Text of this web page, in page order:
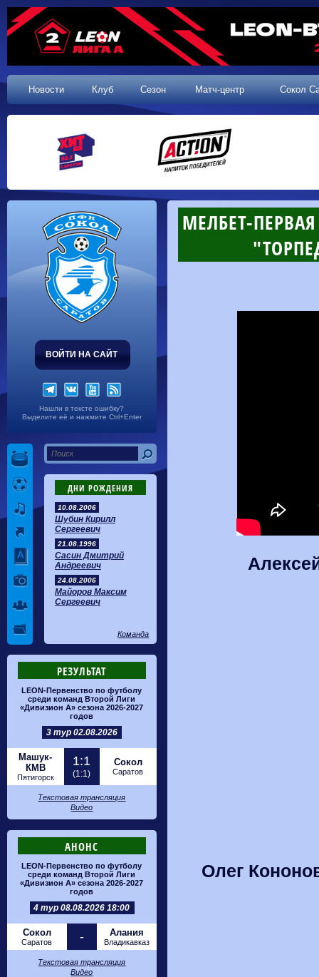
Новости Клуб Сезон Матч-центр Сокол
ВОЙТИ НА САЙТ
Нашли в тексте ошибку?
Выделите её и нажмите Ctrl+Enter
ДНИ РОЖДЕНИЯ
10.08.2006
Шубин Кирилл
Сергеевич
21.08.1996
Сасин Дмитрий
Андреевич
24.08.2006
Майоров Максим
Сергеевич
Команда
РЕЗУЛЬТАТ
LEON-Первенство по футболу
среди команд Второй Лиги
«Дивизион А» сезона 2026-2027
годов
3 тур 02.08.2026
Машук-
КМВ
Пятигорск
1:1
(1:1)
Сокол
Саратов
Текстовая трансляция
Видео
АНОНС
LEON-Первенство по футболу
среди команд Второй Лиги
«Дивизион А» сезона 2026-2027
годов
4 тур 08.08.2026 18:00
Сокол
Саратов - Алания
Владикавказ
Текстовая трансляция
Видео
МЕЛБЕТ-
Олег